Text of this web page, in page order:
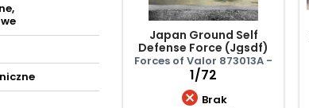
Japan Ground Self
Defense Force (Jgsdf)
Type 10
Forces of Valor 873013A -
1/72
 Brak